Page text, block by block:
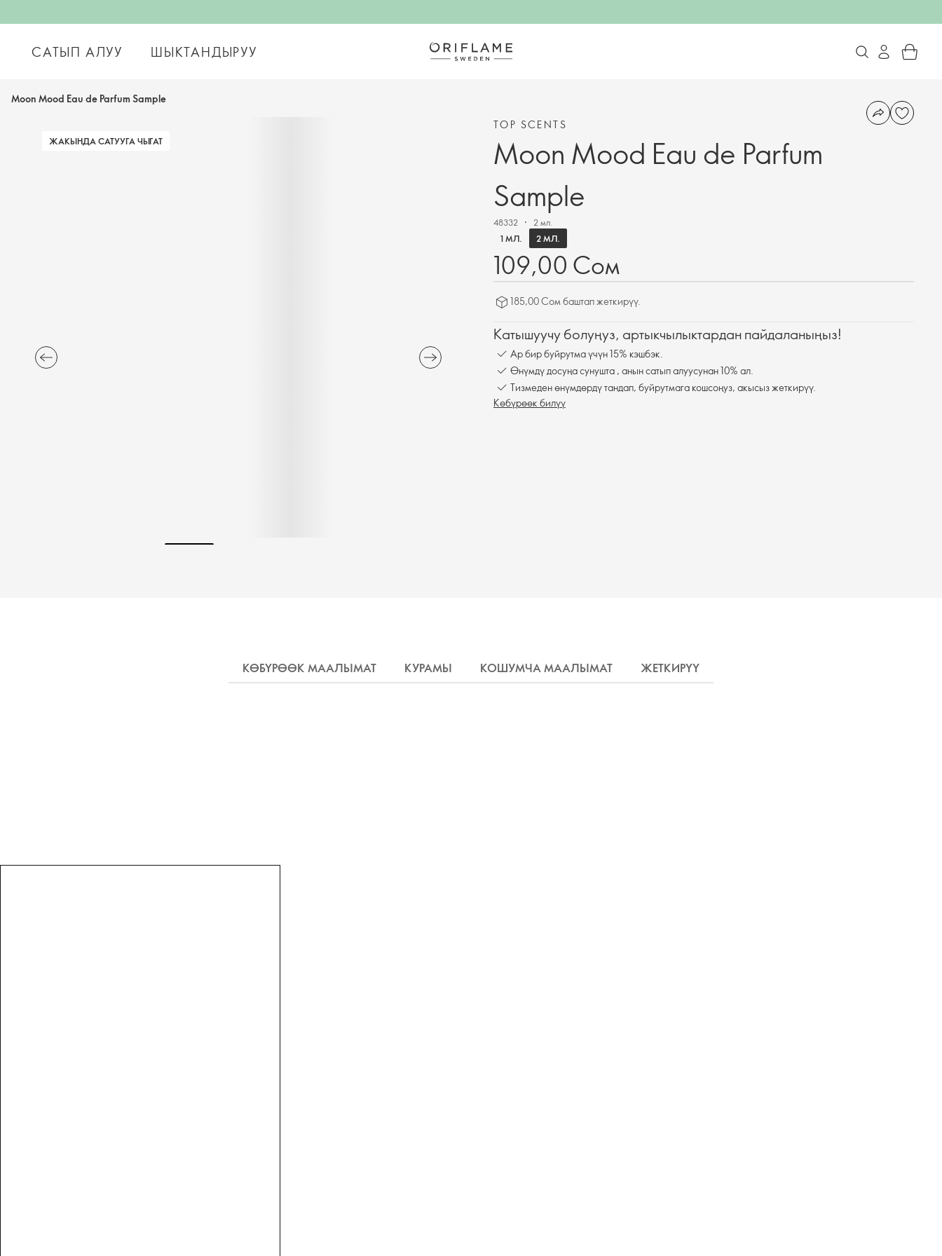
САТЫП АЛУУ ШЫКТАНДЫРУУ
Moon Mood Eau de Parfum Sample
ЖАКЫНДА САТУУГА ЧЫГАТ
TOP SCENTS
Moon Mood Eau de Parfum
Sample
48332
2 мл.
1 МЛ.
2 МЛ.
109,00 Сом
185,00 Сом баштап жеткирүү.
Катышуучу болуңуз, артыкчылыктардан пайдаланыңыз!
Ар бир буйрутма үчүн 15% кэшбэк.
Өнүмдү досуңа сунушта , анын сатып алуусунан 10% ал.
Тизмеден өнүмдөрдү тандап, буйрутмага кошсоңуз, акысыз жеткирүү.
Көбүрөөк билүү
КӨБҮРӨӨК МААЛЫМАТ КУРАМЫ КОШУМЧА МААЛЫМАТ ЖЕТКИРҮҮ